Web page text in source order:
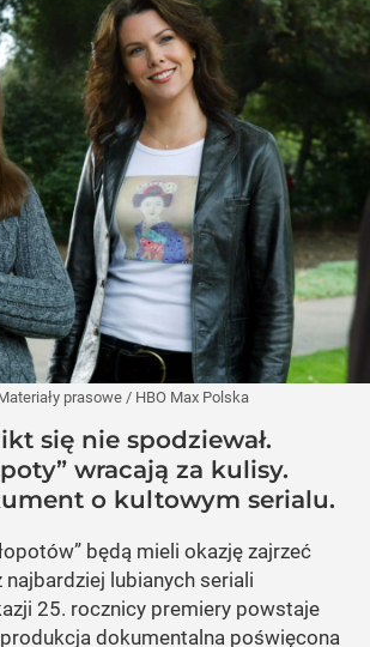
prasowe / HBO Max Polska
się nie spodziewał.
wracają za kulisy.
o kultowym serialu.
będą mieli okazję zajrzeć
najbardziej lubianych seriali
25. rocznicy premiery powstaje
dokumentalna poświęcona